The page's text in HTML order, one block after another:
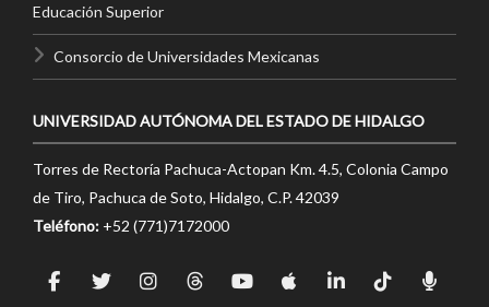
Educación Superior
Consorcio de Universidades Mexicanas
UNIVERSIDAD AUTÓNOMA DEL ESTADO DE HIDALGO
Torres de Rectoría Pachuca-Actopan Km. 4.5, Colonia Campo
de Tiro, Pachuca de Soto, Hidalgo, C.P. 42039
Teléfono: +52 (771)7172000